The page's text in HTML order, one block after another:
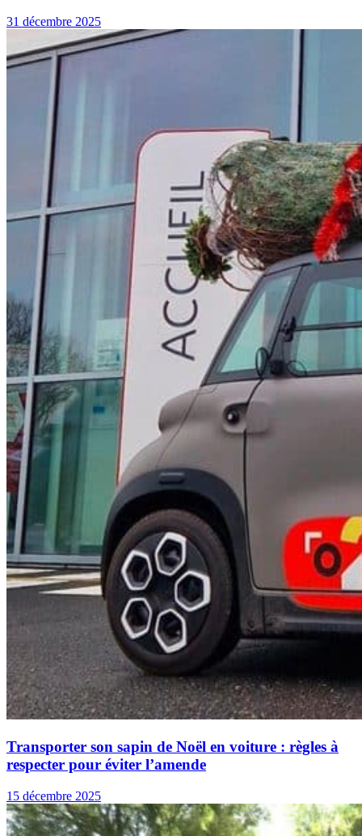
31 décembre 2025
Transporter son sapin de Noël en voiture : règles à
respecter pour éviter l’amende
15 décembre 2025